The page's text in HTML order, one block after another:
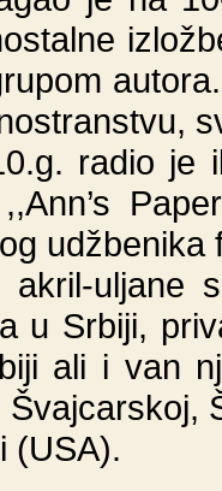
radio je
akril-uljane
u Srbiji,
ali i van
(USA).